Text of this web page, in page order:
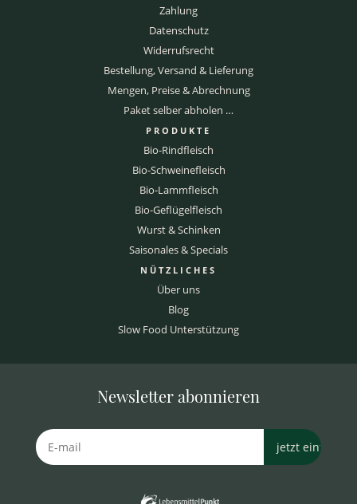
Zahlung
Datenschutz
Widerrufsrecht
Bestellung, Versand & Lieferung
Mengen, Preise & Abrechnung
Paket selber abholen …
PRODUKTE
Bio-Rindfleisch
Bio-Schweinefleisch
Bio-Lammfleisch
Bio-Geflügelfleisch
Wurst & Schinken
Saisonales & Specials
NÜTZLICHES
Über uns
Blog
Slow Food Unterstützung
Newsletter abonnieren